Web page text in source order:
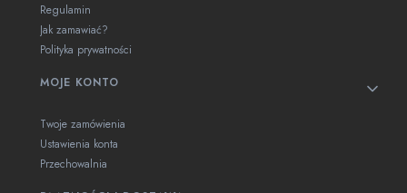
Regulamin
Jak zamawiać?
Polityka prywatności
MOJE KONTO
Twoje zamówienia
Ustawienia konta
Przechowalnia